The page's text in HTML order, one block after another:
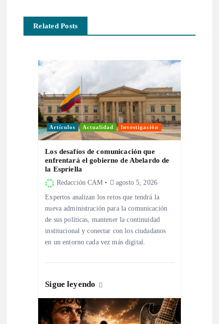
a
c
Related Posts
Artículos Actualidad Investigación
Los desafíos de comunicación que
enfrentará el gobierno de Abelardo de
la Espriella
Redacción CAM agosto 5, 2026
Expertos analizan los retos que tendrá la
nueva administración para la comunicación
de sus políticas, mantener la continuidad
institucional y conectar con los ciudadanos
en un entorno cada vez más digital.
Sigue leyendo